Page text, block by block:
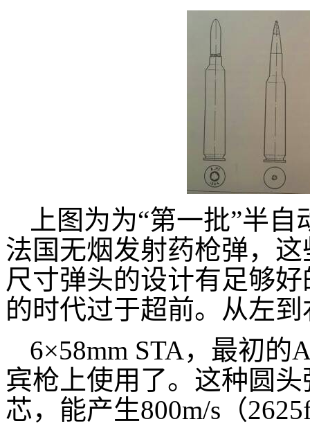
上图为为“第一批”半
法国无烟发射药枪弹，
尺寸弹头的设计有足够
的时代过于超前。从左
6×58mm STA，最初的
宾枪上使用了。这种圆
芯，能产生800m/s（